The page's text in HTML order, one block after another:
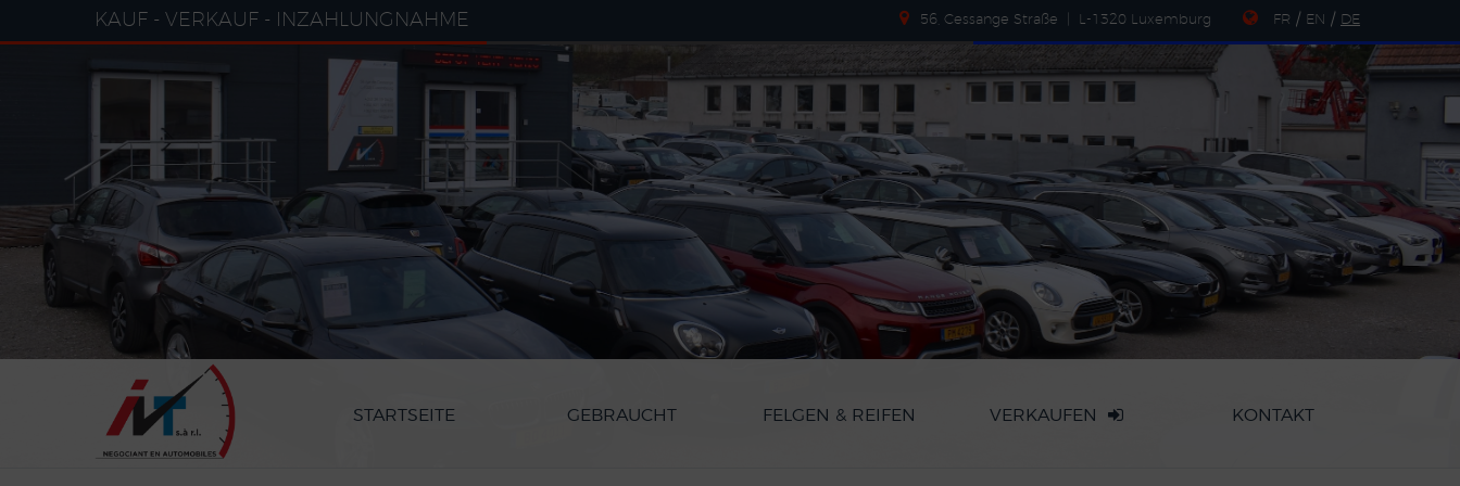
KAUF - VERKAUF - INZAHLUNGNAHME 56, Cessange Straße L-1320 Luxemburg FR / EN / DE
STARTSEITE GEBRAUCHT FELGEN & REIFEN VERKAUFEN KONTAKT
Cookie-Einstellungen